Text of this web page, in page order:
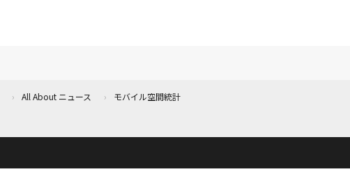
All About ニュース
モバイル空間統計